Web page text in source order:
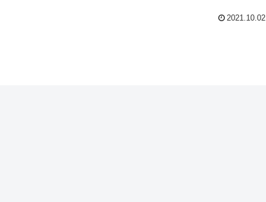
2021.10.02